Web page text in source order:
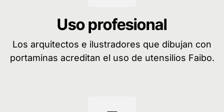
Uso profesional
Los arquitectos e ilustradores que dibujan con
portaminas acreditan el uso de utensilios Faibo.